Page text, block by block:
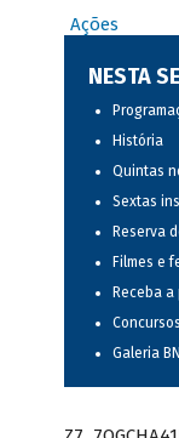
Ações
NESTA
História
Quintas
Sextas
Reserva
Filmes e
Receba
Galeria